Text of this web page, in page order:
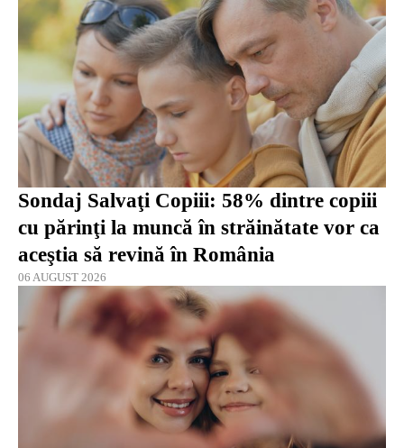
Sondaj Salvaţi Copiii: 58% dintre copiii
cu părinţi la muncă în străinătate vor ca
aceştia să revină în România
06 AUGUST 2026